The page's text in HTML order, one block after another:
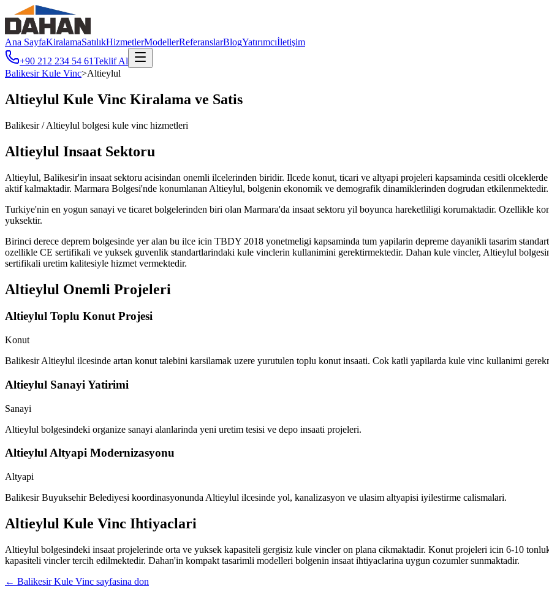
Ana SayfaKiralamaSatılıkHizmetlerModellerReferanslarBlogYatırımcıİletişim
+90 212 234 54 61Teklif Al
BalikesirKule Vinc>Altieylul
Altieylul Kule Vinc Kiralama ve Satis
Balikesir/Altieylul bolgesi kule vinc hizmetleri
Altieylul Insaat Sektoru
Altieylul, Balikesir'in insaat sektoru acisindan onemli ilcelerinden biridir. Ilcede konut, ticari ve altyapi projeleri kapsaminda cesitli
aktif kalmaktadir. Marmara Bolgesi'nde konumlanan Altieylul, bolgenin ekonomik ve demografik dinamiklerinden dogrudan etkilenmektedir.
Turkiye'nin en yogun sanayi ve ticaret bolgelerinden biri olan Marmara'da insaat sektoru yil boyunca hareketliligi korumaktadir. Ozellikle
yuksektir.
Birinci derece deprem bolgesinde yer alan bu ilce icin TBDY 2018 yonetmeligi kapsaminda tum yapilarin depreme dayanikli tasarim
ozellikle CE sertifikali ve yuksek guvenlik standartlarindaki kule vinclerin kullanimini gerektirmektedir. Dahan kule vincler, Altieylul
sertifikali uretim kalitesiyle hizmet vermektedir.
Altieylul Onemli Projeleri
Altieylul Toplu Konut Projesi
Konut
Balikesir Altieylul ilcesinde artan konut talebini karsilamak uzere yurutulen toplu konut insaati. Cok katli yapilarda kule vinc kullanimi
Altieylul Sanayi Yatirimi
Sanayi
Altieylul bolgesindeki organize sanayi alanlarinda yeni uretim tesisi ve depo insaati projeleri.
Altieylul Altyapi Modernizasyonu
Altyapi
Balikesir Buyuksehir Belediyesi koordinasyonunda Altieylul ilcesinde yol, kanalizasyon ve ulasim altyapisi iyilestirme calismalari.
Altieylul Kule Vinc Ihtiyaclari
Altieylul bolgesindeki insaat projelerinde orta ve yuksek kapasiteli gergisiz kule vincler on plana cikmaktadir. Konut projeleri icin 6-10
kapasiteli vincler tercih edilmektedir. Dahan'in kompakt tasarimli modelleri bolgenin insaat ihtiyaclarina uygun cozumler sunmaktadir.
← BalikesirKule Vinc sayfasina don